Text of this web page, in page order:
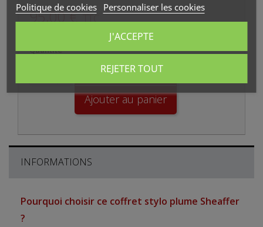
95,00 € TTC
Quantité

Ajouter au panier
INFORMATIONS
Pourquoi choisir ce coffret stylo plume Sheaffer
?
Politique de cookies Personnaliser les cookies
REJETER TOUT
J'ACCEPTE